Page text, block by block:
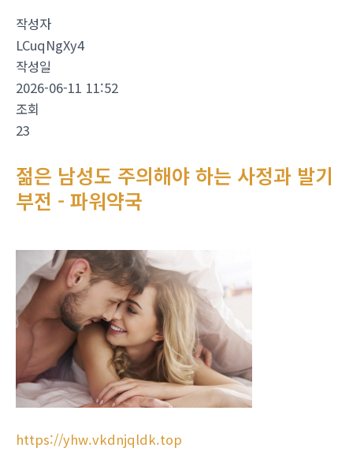
작성자
LCuqNgXy4
작성일
2026-06-11 11:52
조회
23
젊은 남성도 주의해야 하는 사정과 발기
부전 - 파워약국
https://yhw.vkdnjqldk.top